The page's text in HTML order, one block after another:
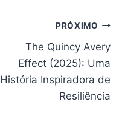
PRÓXIMO
The Quincy Avery
Effect (2025): Uma
História Inspiradora de
Resiliência